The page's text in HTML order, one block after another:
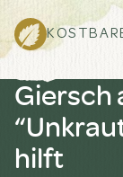
Giersch
hilft